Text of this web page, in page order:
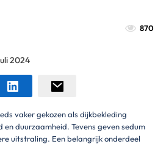
870
2024
vaker gekozen als dijkbekleding
en duurzaamheid. Tevens geven sedum
uitstraling. Een belangrijk onderdeel